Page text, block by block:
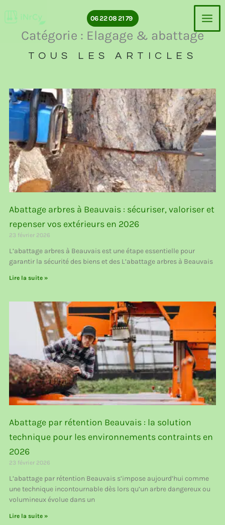
au
contenu
06 22 08 21 79
Catégorie : Elagage & abattage
TOUS LES ARTICLES
Abattage arbres à Beauvais : sécuriser, valoriser et
repenser vos extérieurs en 2026
23 février 2026
L’abattage arbres à Beauvais est une étape essentielle pour
garantir la sécurité des biens et des L’abattage arbres à Beauvais
Lire la suite »
Abattage par rétention Beauvais : la solution
technique pour les environnements contraints en
2026
23 février 2026
L’abattage par rétention Beauvais s’impose aujourd’hui comme
une technique incontournable dès lors qu’un arbre dangereux ou
volumineux évolue dans un
Lire la suite »